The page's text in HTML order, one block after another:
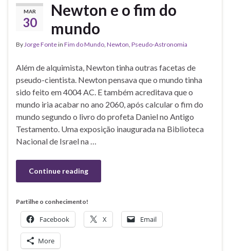
MAR
30
Newton e o fim do
mundo
ByJorge Fontein Fim do Mundo, Newton, Pseudo-Astronomia
Além de alquimista, Newton tinha outras facetas de
pseudo-cientista. Newton pensava que o mundo tinha
sido feito em 4004 AC. E também acreditava que o
mundo iria acabar no ano 2060, após calcular o fim do
mundo segundo o livro do profeta Daniel no Antigo
Testamento. Uma exposição inaugurada na Biblioteca
Nacional de Israel na …
Continue reading
Partilhe o conhecimento!
Facebook X Email
More